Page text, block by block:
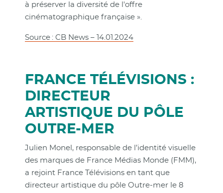
à préserver la diversité de l'offre
cinématographique française ».
Source : CB News – 14.01.2024
FRANCE TÉLÉVISIONS :
DIRECTEUR
ARTISTIQUE DU PÔLE
OUTRE-MER
Julien Monel, responsable de l’identité visuelle
des marques de France Médias Monde (FMM),
a rejoint France Télévisions en tant que
directeur artistique du pôle Outre-mer le 8